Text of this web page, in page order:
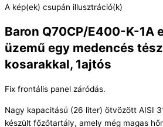
A kép(ek) csupán illusztráció(k)
Baron Q70CP/E400-K-1A
üzemű egy medencés
kosarakkal, 1ajtós
Fix frontális panel záródás.
Nagy kapacitású (26 liter) ötvözött AISI
készült főzőtartály, amely még magas